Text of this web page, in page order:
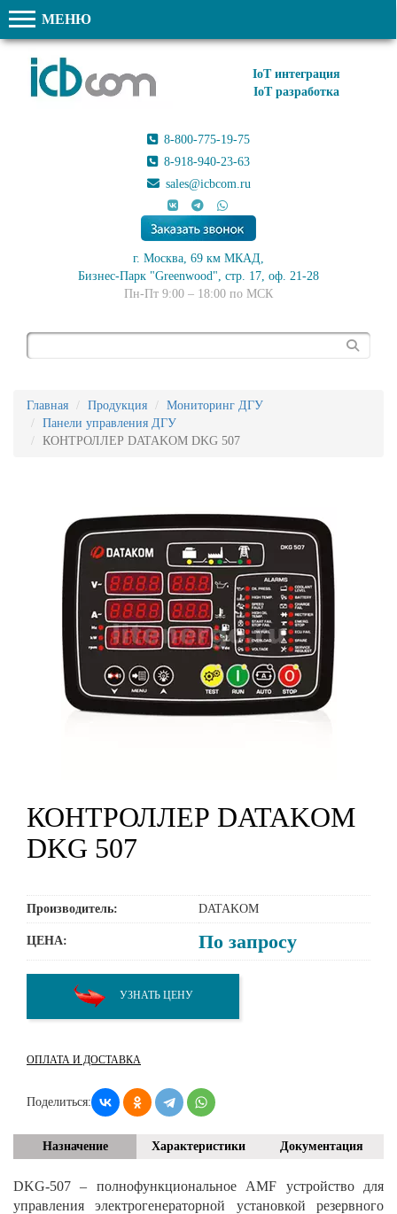
МЕНЮ
IoT интеграция
IoT разработка
8-800-775-19-75
8-918-940-23-63
sales@icbcom.ru
г. Москва, 69 км МКАД,
Бизнес-Парк "Greenwood", стр. 17, оф. 21-28
Пн-Пт 9:00 – 18:00 по МСК
Главная Продукция
Мониторинг ДГУ
Панели управления ДГУ
КОНТРОЛЛЕР DATAKOM DKG 507
КОНТРОЛЛЕР DATAKOM
DKG 507
Производитель: DATAKOM
ЦЕНА: По запросу
УЗНАТЬ ЦЕНУ
ОПЛАТА И ДОСТАВКА
Поделиться:
Назначение Характеристики Документация
DKG-507 – полнофункциональное AMF устройство для
управления электрогенераторной установкой резервного